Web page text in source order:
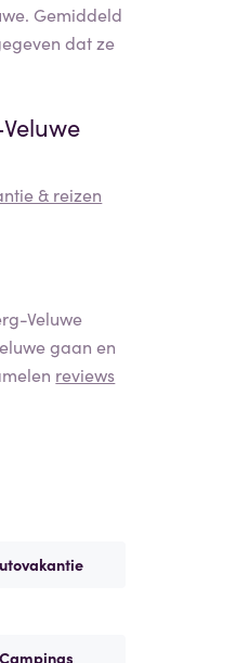
Gemiddeld
dat ze
& reizen
Veluwe
gaan en
reviews
Campings